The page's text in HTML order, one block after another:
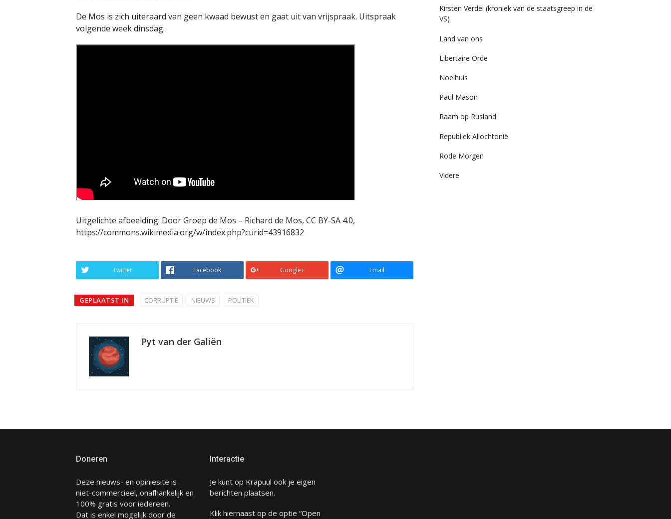
De Mos is zich uiteraard van geen kwaad bewust en gaat uit van vrijspraak. Uitspraak
volgende week dinsdag.
Uitgelichte afbeelding: Door Groep de Mos – Richard de Mos, CC BY-SA 4.0,
https://commons.wikimedia.org/w/index.php?curid=43916832
Twitter Facebook Google+ Email
GEPLAATST IN CORRUPTIE NIEUWS POLITIEK
Pyt van der Galiën
Kirsten Verdel (kroniek van de staatsgreep in de
VS)
Land van ons
Libertaire Orde
Noelhuis
Paul Mason
Raam op Rusland
Republiek Allochtonië
Rode Morgen
Videre
Doneren
Deze nieuws- en opiniesite is
niet-commercieel, onafhankelijk en
100% gratis voor iedereen.
Dat is enkel mogelijk door de
Interactie
Je kunt op Krapuul ook je eigen
berichten plaatsen.
Klik hiernaast op de optie “Open